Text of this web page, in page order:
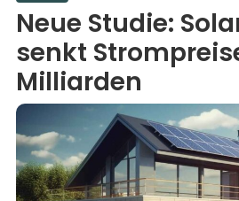
Neue Studie:
senkt
Milliarden